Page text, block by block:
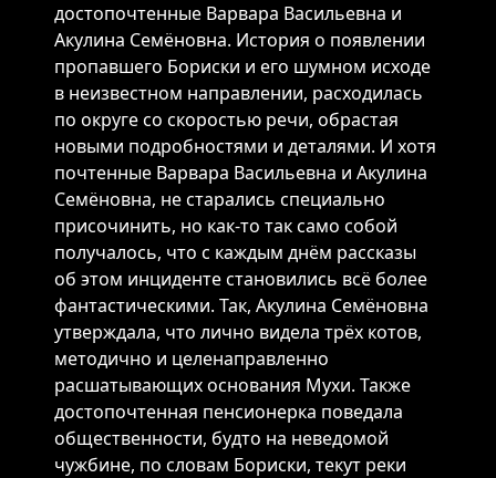
достопочтенные Варвара Васильевна и
Акулина Семёновна. История о появлении
пропавшего Бориски и его шумном исходе
в неизвестном направлении, расходилась
по округе со скоростью речи, обрастая
новыми подробностями и деталями. И хотя
почтенные Варвара Васильевна и Акулина
Семёновна, не старались специально
присочинить, но как-то так само собой
получалось, что с каждым днём рассказы
об этом инциденте становились всё более
фантастическими. Так, Акулина Семёновна
утверждала, что лично видела трёх котов,
методично и целенаправленно
расшатывающих основания Мухи. Также
достопочтенная пенсионерка поведала
общественности, будто на неведомой
чужбине, по словам Бориски, текут реки